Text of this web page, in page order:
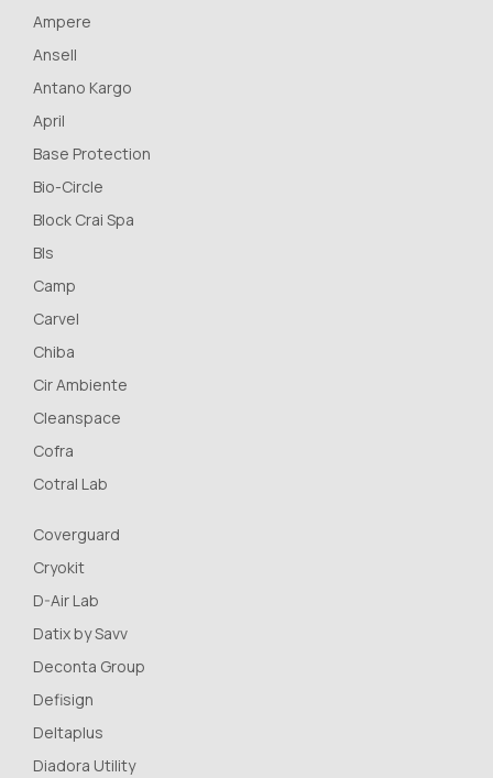
Ampere
Ansell
Antano Kargo
April
Base Protection
Bio-Circle
Block Crai Spa
Bls
Camp
Carvel
Chiba
Cir Ambiente
Cleanspace
Cofra
Cotral Lab
Coverguard
Cryokit
D-Air Lab
Datix by Savv
Deconta Group
Defisign
Deltaplus
Diadora Utility